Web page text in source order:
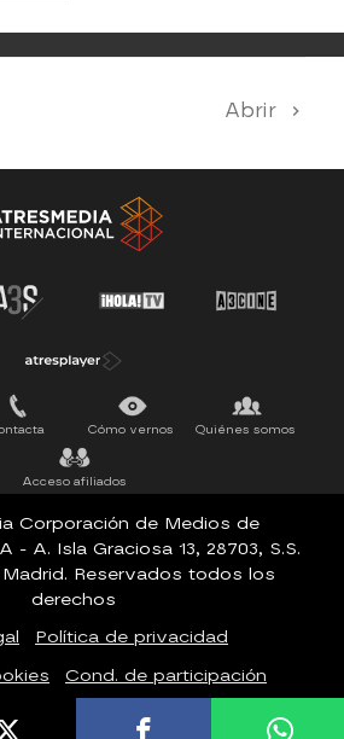
Abrir
El Hormiguero
Pasapalabra
Cómo vernos Quiénes somos
Acceso afiliados
Corporación de Medios de
- A. Isla Graciosa 13, 28703, S.S.
Reservados todos los
derechos
Política de privacidad
Cond. de participación
privacidad
Accesibilidad